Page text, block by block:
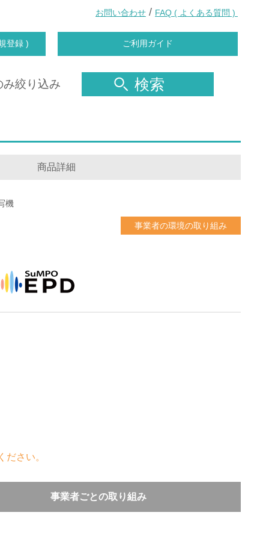
お問い合わせ / FAQ ( よくある質問 )
登録 ) ご利用ガイド
み絞り込み 検索
商品詳細
機
事業者の環境の取り組み
さい。
事業者ごとの取り組み